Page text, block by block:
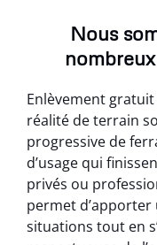
Nous
Enlèvement gratuit
réalité de terrain
progressive de
d’usage qui
privés ou
permet
situations tout en